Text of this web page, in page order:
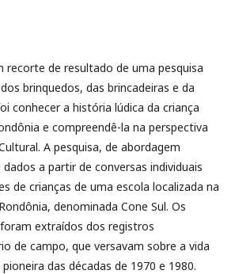
de resultado de uma pesquisa
brinquedos, das brincadeiras e da
conhecer a história lúdica da criança
e compreendê-la na perspectiva
A pesquisa, de abordagem
a partir de conversas individuais
de crianças de uma escola localizada na
denominada Cone Sul. Os
extraídos dos registros
de campo, que versavam sobre a vida
das décadas de 1970 e 1980.